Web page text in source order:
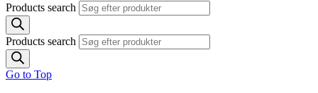
Products search
Products search
Go to Top